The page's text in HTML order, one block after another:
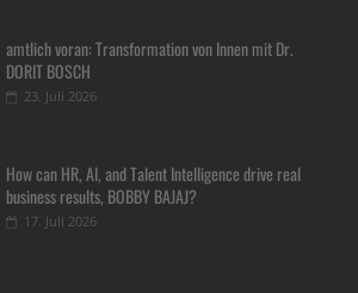
amtlich voran: Transformation von Innen mit Dr.
DORIT BOSCH
23. Juli 2026
How can HR, AI, and Talent Intelligence drive real
business results, BOBBY BAJAJ?
17. Juli 2026